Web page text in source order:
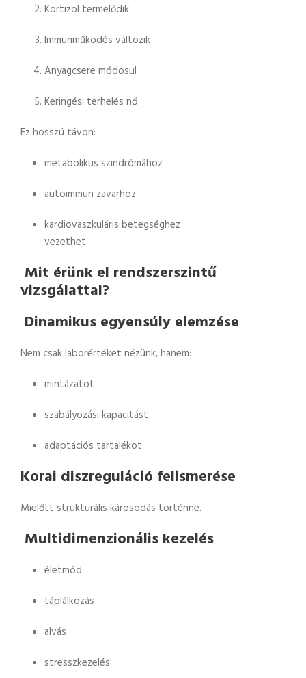
Kortizol termelődik
Immunműködés változik
Anyagcsere módosul
Keringési terhelés nő
Ez hosszú távon:
metabolikus szindrómához
autoimmun zavarhoz
kardiovaszkuláris betegséghez
vezethet.
Mit érünk el rendszerszintű
vizsgálattal?
Dinamikus egyensúly elemzése
Nem csak laborértéket nézünk, hanem:
mintázatot
szabályozási kapacitást
adaptációs tartalékot
Korai diszreguláció felismerése
Mielőtt strukturális károsodás történne.
Multidimenzionális kezelés
életmód
táplálkozás
alvás
stresszkezelés